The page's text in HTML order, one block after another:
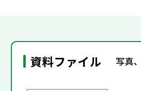
資料ファイル 写真